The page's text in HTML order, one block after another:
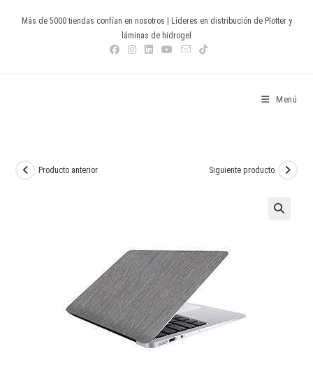
Más de 5000 tiendas confían en nosotros | Líderes en distribución de Plotter y
láminas de hidrogel
Menú
Producto anterior Siguiente producto